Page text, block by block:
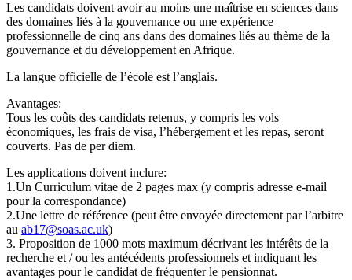
Les candidats doivent avoir au moins une maîtrise en sciences dans
des domaines liés à la gouvernance ou une expérience
professionnelle de cinq ans dans des domaines liés au thème de la
gouvernance et du développement en Afrique.
La langue officielle de l’école est l’anglais.
Avantages:
Tous les coûts des candidats retenus, y compris les vols
économiques, les frais de visa, l’hébergement et les repas, seront
couverts. Pas de per diem.
Les applications doivent inclure:
1.Un Curriculum vitae de 2 pages max (y compris adresse e-mail
pour la correspondance)
2.Une lettre de référence (peut être envoyée directement par l’arbitre
au ab17@soas.ac.uk)
3. Proposition de 1000 mots maximum décrivant les intérêts de la
recherche et / ou les antécédents professionnels et indiquant les
avantages pour le candidat de fréquenter le pensionnat.